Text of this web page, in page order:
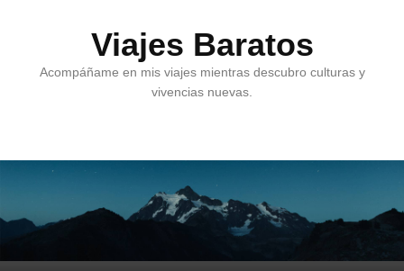
Viajes Baratos
Acompáñame en mis viajes mientras descubro culturas y
vivencias nuevas.